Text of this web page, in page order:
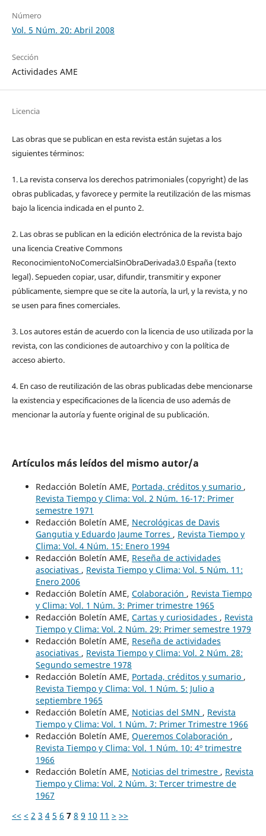
Número
Vol. 5 Núm. 20: Abril 2008
Sección
Actividades AME
Licencia
Las obras que se publican en esta revista están sujetas a los
siguientes términos:
1. La revista conserva los derechos patrimoniales (copyright) de las
obras publicadas, y favorece y permite la reutilización de las mismas
bajo la licencia indicada en el punto 2.
2. Las obras se publican en la edición electrónica de la revista bajo
una licencia Creative Commons
ReconocimientoNoComercialSinObraDerivada3.0 España (texto
legal). Sepueden copiar, usar, difundir, transmitir y exponer
públicamente, siempre que se cite la autoría, la url, y la revista, y no
se usen para fines comerciales.
3. Los autores están de acuerdo con la licencia de uso utilizada por la
revista, con las condiciones de autoarchivo y con la política de
acceso abierto.
4. En caso de reutilización de las obras publicadas debe mencionarse
la existencia y especificaciones de la licencia de uso además de
mencionar la autoría y fuente original de su publicación.
Artículos más leídos del mismo autor/a
Redacción Boletín AME, Portada, créditos y sumario ,
Revista Tiempo y Clima: Vol. 2 Núm. 16-17: Primer
semestre 1971
Redacción Boletín AME, Necrológicas de Davis
Gangutia y Eduardo Jaume Torres , Revista Tiempo y
Clima: Vol. 4 Núm. 15: Enero 1994
Redacción Boletín AME, Reseña de actividades
asociativas , Revista Tiempo y Clima: Vol. 5 Núm. 11:
Enero 2006
Redacción Boletín AME, Colaboración , Revista Tiempo
y Clima: Vol. 1 Núm. 3: Primer trimestre 1965
Redacción Boletín AME, Cartas y curiosidades , Revista
Tiempo y Clima: Vol. 2 Núm. 29: Primer semestre 1979
Redacción Boletín AME, Reseña de actividades
asociativas , Revista Tiempo y Clima: Vol. 2 Núm. 28:
Segundo semestre 1978
Redacción Boletín AME, Portada, créditos y sumario ,
Revista Tiempo y Clima: Vol. 1 Núm. 5: Julio a
septiembre 1965
Redacción Boletín AME, Noticias del SMN , Revista
Tiempo y Clima: Vol. 1 Núm. 7: Primer Trimestre 1966
Redacción Boletín AME, Queremos Colaboración ,
Revista Tiempo y Clima: Vol. 1 Núm. 10: 4º trimestre
1966
Redacción Boletín AME, Noticias del trimestre , Revista
Tiempo y Clima: Vol. 2 Núm. 3: Tercer trimestre de
1967
<< < 2 3 4 5 6 7 8 9 10 11 > >>